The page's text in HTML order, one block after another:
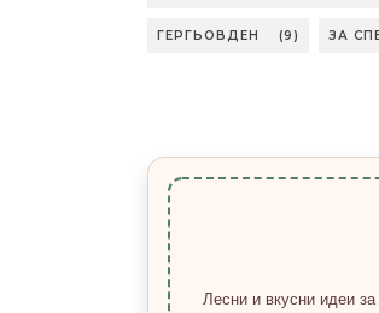
ГЕРГЬОВДЕН (9) ЗА
Лесни и вкусни идеи